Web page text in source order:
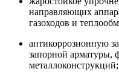
направляющих
газоходов и
антикоррозионную
запорной арматуры,
металлоконструкций;